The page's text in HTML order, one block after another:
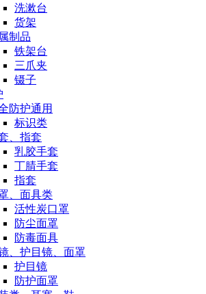
洗漱台
货架
制品
铁架台
三爪夹
镊子
防护通用
标识类
、指套
乳胶手套
丁腈手套
指套
、面具类
活性炭口罩
防尘面罩
防毒面具
、护目镜、面罩
护目镜
防护面罩